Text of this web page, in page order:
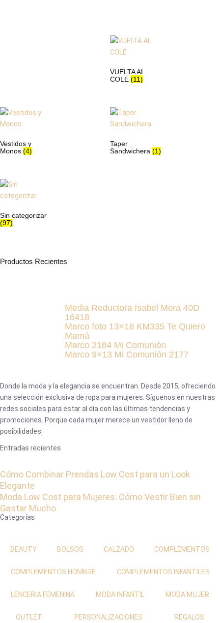
VUELTA AL
COLE (11)
Vestidos y
Monos (4)
Taper
Sandwichera (1)
Sin categorizar
(97)
Productos Recientes
Media Reductora Isabel Mora 40D
16418
Marco foto 13×18 KM335 Te Quiero
Mamá
Marco 2184 Mi Comunión
Marco 9×13 Mi Comunión 2177
Donde la moda y la elegancia se encuentran. Desde 2015, ofreciendo
una selección exclusiva de ropa para mujeres. Síguenos en nuestras
redes sociales para estar al día con las últimas tendencias y
promociones. Porque cada mujer merece un vestidor lleno de
posibilidades.
Entradas recientes
Cómo Combinar Prendas Low Cost para un Look
Elegante
Moda Low Cost para Mujeres: Cómo Vestir Bien sin
Gastar Mucho
Categorías
BEAUTY BOLSOS CALZADO COMPLEMENTOS
COMPLEMENTOS HOMBRE COMPLEMENTOS INFANTILES
LENCERIA FEMENINA MODA INFANTIL MODA MUJER
OUTLET PERSONALIZACIONES REGALOS